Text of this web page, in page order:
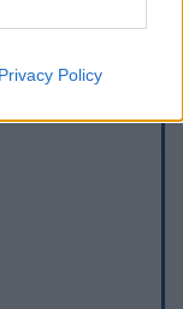
Privacy Policy